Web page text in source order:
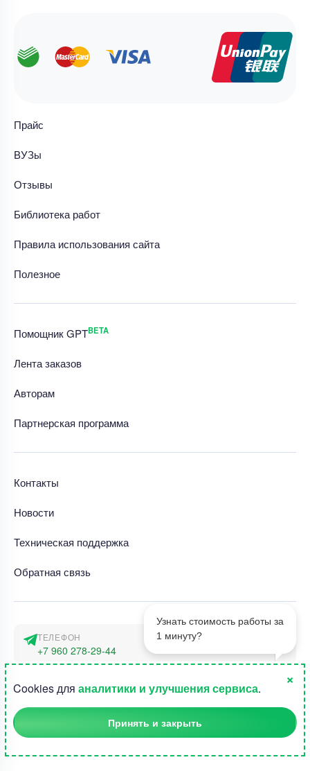
1
Узнать стоимость работы за
1 минуту?
Прайс
ВУЗы
Отзывы
Библиотека работ
Правила использования сайта
Полезное
Помощник GPTBETA
Лента заказов
Авторам
Партнерская программа
Контакты
Новости
Техническая поддержка
Обратная связь
ТЕЛЕФОН
+7 960 278-29-44
г. Москва, наб. Тараса Шевченко 23а
©2015-2026, Студландия -
Cookies для аналитики и улучшения сервиса.
×
Принять и закрыть